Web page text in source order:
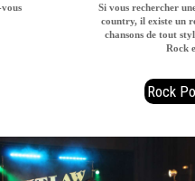
Si vous rechercher
country, il existe un
chansons de tout
Rock
Rock